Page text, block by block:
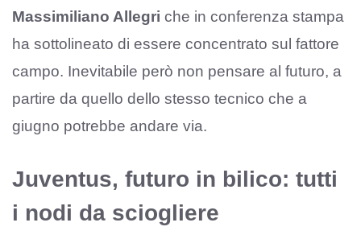
Massimiliano Allegri che in conferenza stampa
ha sottolineato di essere concentrato sul fattore
campo. Inevitabile però non pensare al futuro, a
partire da quello dello stesso tecnico che a
giugno potrebbe andare via.
Juventus, futuro in bilico: tutti
i nodi da sciogliere